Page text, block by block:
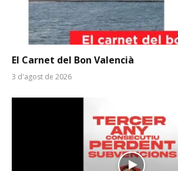
El Carnet del Bon Valencià
3 d'agost de 2026